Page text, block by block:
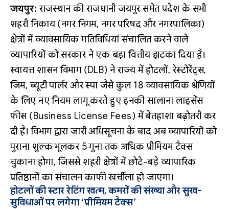
जयपुर: राजस्थान की राजधानी जयपुर समेत प्रदेश के सभी
शहरी निकाय (नगर निगम, नगर परिषद और नगरपालिका)
क्षेत्रों में व्यावसायिक गतिविधियां संचालित करने वाले
व्यापारियों को सरकार ने एक बड़ा वित्तीय झटका दिया है।
स्वायत्त शासन विभाग (DLB) ने राज्य में होटलों, रेस्टोरेंट्स,
जिम, ब्यूटी पार्लर और स्पा जैसे कुल 18 व्यावसायिक श्रेणियों
के लिए नए नियम लागू करते हुए इनकी सालाना लाइसेंस
फीस (Business License Fees) में बेतहाशा बढ़ोतरी कर
दी है। विभाग द्वारा जारी अधिसूचना के बाद अब व्यापारियों को
पुराना शुल्क भूलकर 5 गुना तक अधिक प्रीमियम टैक्स
चुकाना होगा, जिससे शहरी क्षेत्रों में छोटे-बड़े व्यापारिक
प्रतिष्ठानों का संचालन काफी खर्चीला हो जाएगा।
होटलों की स्टार रेटिंग खत्म, कमरों की संख्या और सुख-
सुविधाओं पर लगेगा ‘प्रीमियम टैक्स’